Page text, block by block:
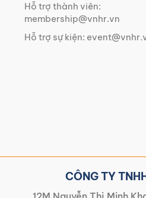
Hỗ trợ thành viên:
membership@vnhr.vn
Hỗ trợ sự kiện:
CÔNG TY